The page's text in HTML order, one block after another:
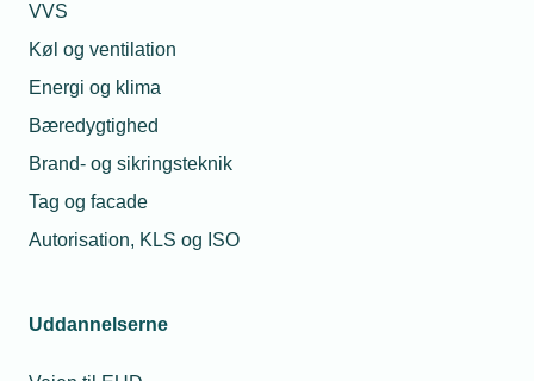
VVS
Køl og ventilation
Energi og klima
Bæredygtighed
Brand- og sikringsteknik
Tag og facade
Autorisation, KLS og ISO
Uddannelserne